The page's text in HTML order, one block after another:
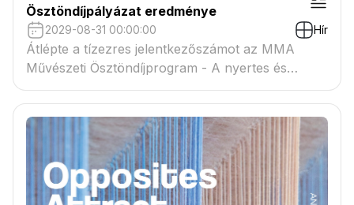
Ösztöndíjpályázat eredménye
2029-08-31 00:00:00 Hír
Átlépte a tízezres jelentkezőszámot az MMA
Művészeti Ösztöndíjprogram - A nyertes és
tartaléklistás pályázók névsora megtekinthető a
csatolmányban